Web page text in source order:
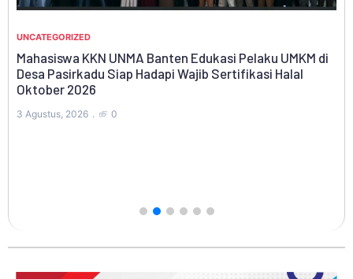
UNCATEGORIZED
Mahasiswa KKN UNMA Banten Edukasi Pelaku UMKM di
Desa Pasirkadu Siap Hadapi Wajib Sertifikasi Halal
Oktober 2026
3 Agustus, 2026 0